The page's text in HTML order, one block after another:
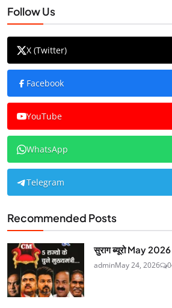
Follow Us
X (Twitter)
Facebook
YouTube
WhatsApp
Telegram
Recommended Posts
सुराग ब्यूरो May 2026
adminMay 24, 2026 0